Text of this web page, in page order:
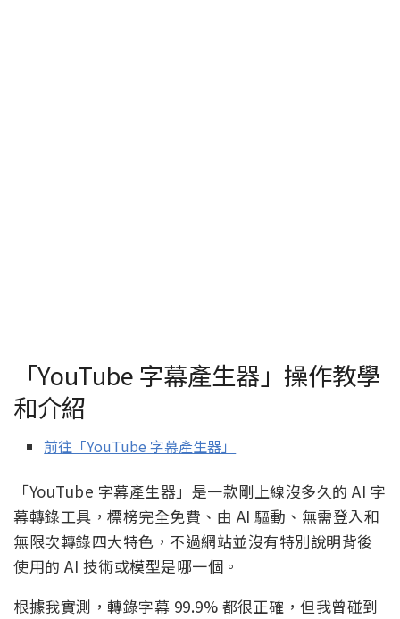
「YouTube 字幕產生器」操作教學
和介紹
前往「YouTube 字幕產生器」
「YouTube 字幕產生器」是一款剛上線沒多久的 AI 字
幕轉錄工具，標榜完全免費、由 AI 驅動、無需登入和
無限次轉錄四大特色，不過網站並沒有特別說明背後
使用的 AI 技術或模型是哪一個。
根據我實測，轉錄字幕 99.9% 都很正確，但我曾碰到